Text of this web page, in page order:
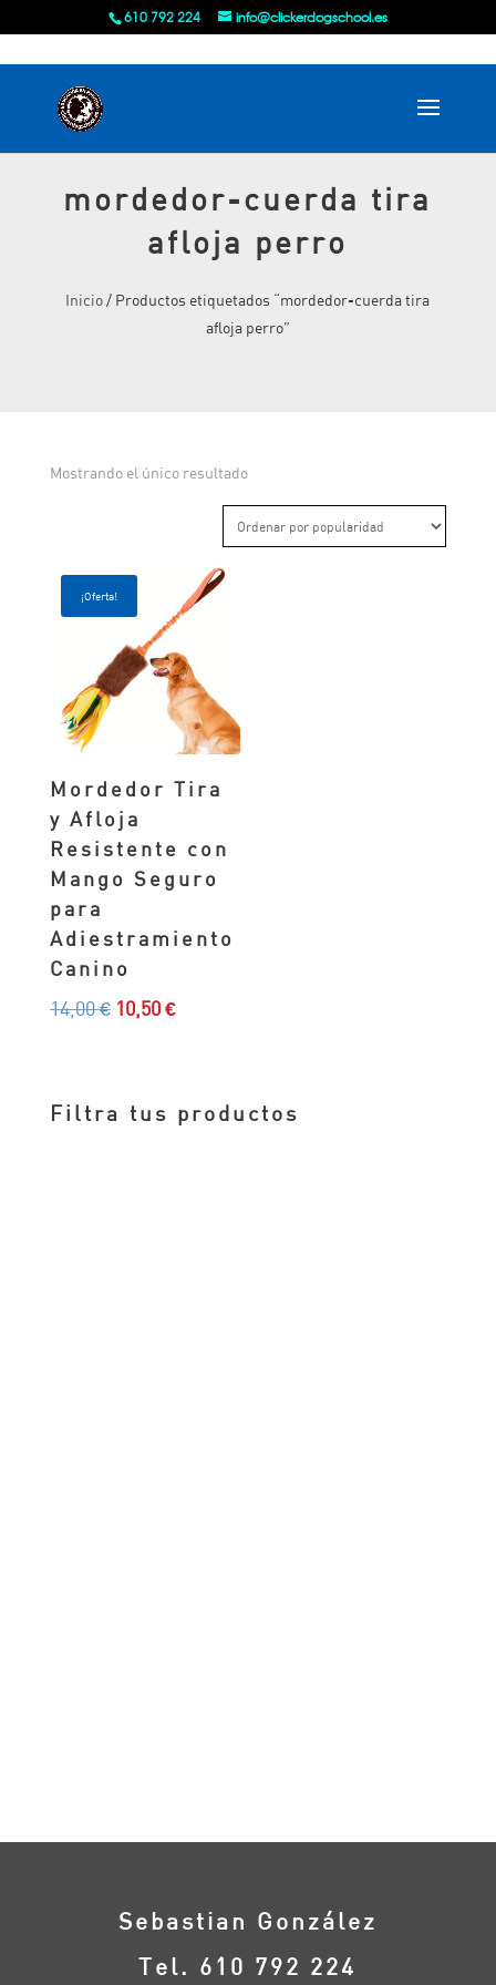
610 792 224 info@clickerdogschool.es
mordedor-cuerda tira
afloja perro
Inicio/ Productos etiquetados “mordedor-cuerda tira
afloja perro”
Filtra tus productos
Mostrando el único resultado
¡Oferta!
Mordedor Tira
y Afloja
Resistente con
Mango Seguro
para
Adiestramiento
Canino
14,00€ El
14,00 €.
10,50€El
10,50 €.
Sebastian González
Tel. 610 792 224